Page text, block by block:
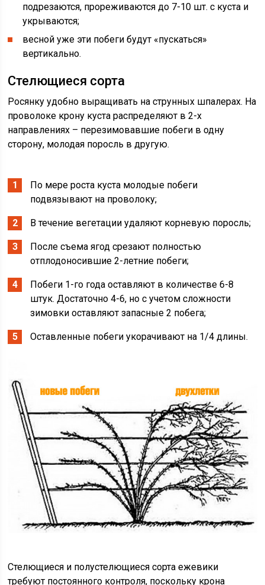
подрезаются, прореживаются до 7-10 шт. с куста и
укрываются;
весной уже эти побеги будут «пускаться»
вертикально.
Стелющиеся сорта
Росянку удобно выращивать на струнных шпалерах. На
проволоке крону куста распределяют в 2-х
направлениях – перезимовавшие побеги в одну
сторону, молодая поросль в другую.
По мере роста куста молодые побеги
подвязывают на проволоку;
В течение вегетации удаляют корневую поросль;
После съема ягод срезают полностью
отплодоносившие 2-летние побеги;
Побеги 1-го года оставляют в количестве 6-8
штук. Достаточно 4-6, но с учетом сложности
зимовки оставляют запасные 2 побега;
Оставленные побеги укорачивают на 1/4 длины.
Стелющиеся и полустелющиеся сорта ежевики
требуют постоянного контроля, поскольку крона